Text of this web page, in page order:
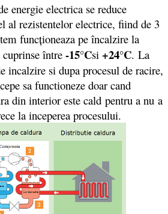
energie electrica se reduce
al rezistentelor electrice, fiind de 3
funcționeaza pe încalzire la
între -15°Csi +24°C. La
incalzire si dupa procesul de racire,
sa functioneze doar cand
din interior este cald pentru a nu a
la inceperea procesului.